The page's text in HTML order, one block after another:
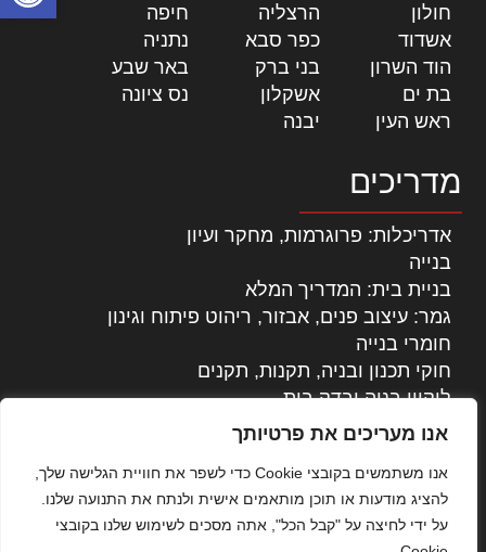
אנו מעריכים את פרטיותך
אנו משתמשים בקובצי Cookie כדי לשפר את חוויית הגלישה שלך,
להציג מודעות או תוכן מותאמים אישית ולנתח את התנועה שלנו.
על ידי לחיצה על "קבל הכל", אתה מסכים לשימוש שלנו בקובצי
חולון
הרצליה חיפה
אשדוד
כפר סבא נתניה
הוד השרון
בני ברק באר שבע
בת ים
אשקלון נס ציונה
ראש העין
יבנה
מדריכים
אדריכלות: פרוגרמות, מחקר ועיון
בנייה
בניית בית: המדריך המלא
גמר: עיצוב פנים, אבזור, ריהוט פיתוח וגינון
חומרי בנייה
חוקי תכנון ובניה, תקנות, תקנים
ליקויי בניה ובדק בית
נדל"ן: זכויות, אגרות ועסקאות
עקרונות ניהול אחזקה מתקדמות
צילום אדריכלי
שיווק נדלן